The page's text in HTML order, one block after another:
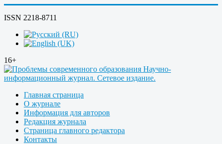
ISSN 2218-8711
16+
Главная страница
О журнале
Информация для авторов
Редакция журнала
Страница главного редактора
Контакты